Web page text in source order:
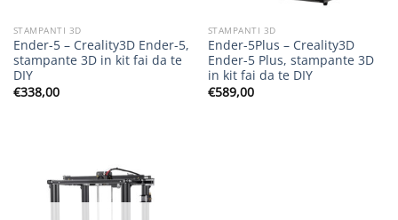
STAMPANTI 3D
Ender-5 – Creality3D Ender-5,
stampante 3D in kit fai da te
DIY
€338,00
STAMPANTI 3D
Ender-5Plus – Creality3D
Ender-5 Plus, stampante 3D
in kit fai da te DIY
€589,00